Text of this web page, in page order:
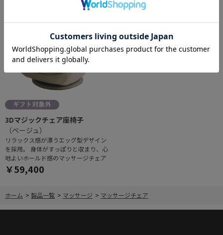
3Dマジックチェア座椅子
（ベージュ）
リラックス感が漂うエッグ型デザイン
を採用。 身体がすっぽりと収まり、心
地よいホールド感のマッサージチェア
￥59,400
ホーム > 製品一覧 > マッサージ > マッサージチェア